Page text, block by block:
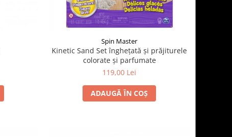
Spin Master
Kinetic Sand Set înghețată și prăjiturele
colorate și parfumate
119,00 Lei
ADAUGĂ ÎN COȘ